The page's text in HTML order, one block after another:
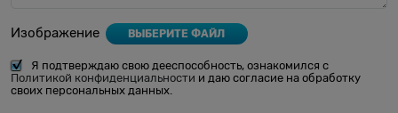
Изображение ВЫБЕРИТЕ ФАЙЛ
Я подтверждаю свою дееспособность, ознакомился с
Политикой конфиденциальности и даю согласие на обработку
своих персональных данных.